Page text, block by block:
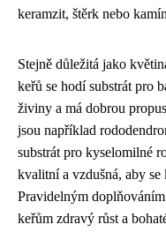
keramzit, štěrk nebo
Stejně důležitá jako
keřů se hodí substrát pro
živiny a má dobrou
jsou například
substrát pro kyselomilné
kvalitní a vzdušná, aby
Pravidelným
keřům zdravý růst a